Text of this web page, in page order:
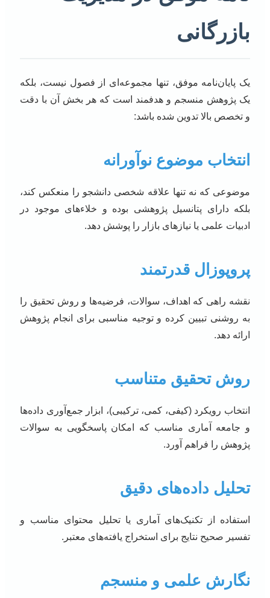
بازرگانی
یک پایان‌نامه موفق، تنها مجموعه‌ای از فصول نیست، بلکه
یک پژوهش منسجم و هدفمند است که هر بخش آن با دقت
و تخصص بالا تدوین شده باشد:
انتخاب موضوع نوآورانه
موضوعی که نه تنها علاقه شخصی دانشجو را منعکس کند،
بلکه دارای پتانسیل پژوهشی بوده و خلاءهای موجود در
ادبیات علمی یا نیازهای بازار را پوشش دهد.
پروپوزال قدرتمند
نقشه راهی که اهداف، سوالات، فرضیه‌ها و روش تحقیق را
به روشنی تبیین کرده و توجیه مناسبی برای انجام پژوهش
ارائه دهد.
روش تحقیق متناسب
انتخاب رویکرد (کیفی، کمی، ترکیبی)، ابزار جمع‌آوری داده‌ها
و جامعه آماری مناسب که امکان پاسخگویی به سوالات
پژوهش را فراهم آورد.
تحلیل داده‌های دقیق
استفاده از تکنیک‌های آماری یا تحلیل محتوای مناسب و
تفسیر صحیح نتایج برای استخراج یافته‌های معتبر.
نگارش علمی و منسجم